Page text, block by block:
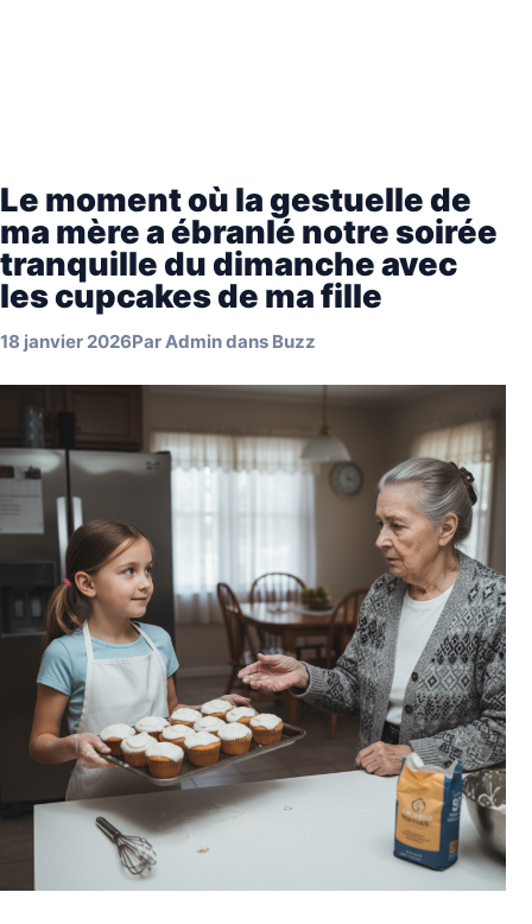
Le moment où la gestuelle de
ma mère a ébranlé notre soirée
tranquille du dimanche avec
les cupcakes de ma fille
18 janvier 2026ParAdmindans Buzz